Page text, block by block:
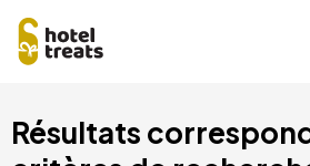
au
contenu
Résultats